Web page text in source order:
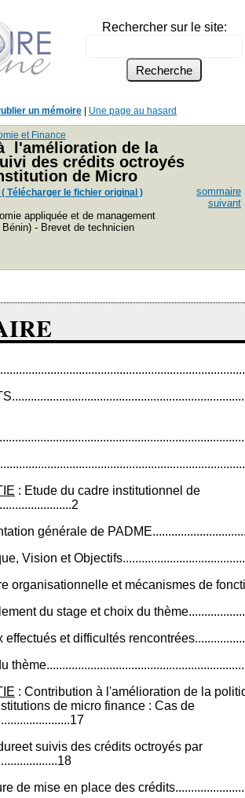
Rechercher sur le site:
un mémoire Une page au hasard
et Finance
l'amélioration de la
des crédits octroyés
de Micro
( Télécharger le fichier original )
appliquée et de management
- Brevet de technicien
sommaire
suivant
: Etude du cadre institutionnel de
générale de
Vision et
organisationnelle et mécanismes de
du stage et choix du
effectués et difficultés
: Contribution à l'amélioration de la
de micro finance : Cas de
suivis des crédits octroyés par
de mise en place des